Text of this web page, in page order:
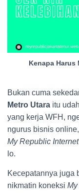
Kenapa Harus
Bukan cuma
Metro Utara itu
yang kerja WFH,
ngurus bisnis
My Republic
lo.
Kecepatannya juga
nikmatin koneksi